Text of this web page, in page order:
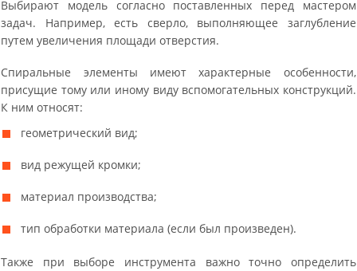
Выбирают модель согласно поставленных перед мастером
задач. Например, есть сверло, выполняющее заглубление
путем увеличения площади отверстия.
Спиральные элементы имеют характерные особенности,
присущие тому или иному виду вспомогательных конструкций.
К ним относят:
геометрический вид;
вид режущей кромки;
материал производства;
тип обработки материала (если был произведен).
Также при выборе инструмента важно точно определить